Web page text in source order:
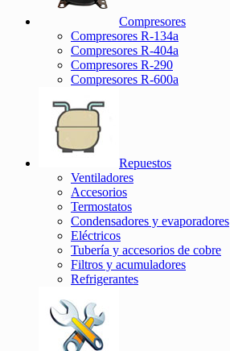
Compresores
Compresores R-134a
Compresores R-404a
Compresores R-290
Compresores R-600a
Repuestos
Ventiladores
Accesorios
Termostatos
Condensadores y evaporadores
Eléctricos
Tubería y accesorios de cobre
Filtros y acumuladores
Refrigerantes